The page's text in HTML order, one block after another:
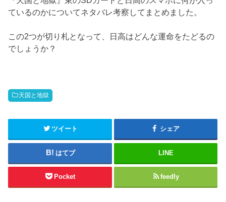
ているのかについてネタバレ考察してまとめました。
この2つが切り札となって、日高はどんな運命をたどるの
でしょうか？
天国と地獄
ツイート シェア
はてブ LINE
Pocket feedly